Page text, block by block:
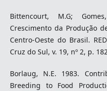
Bittencourt, M.G;
Crescimento da Produção
Centro-Oeste do Brasil.
Cruz do Sul, v. 19, nº 2, p.
Borlaug, N.E. 1983.
Breeding to Food